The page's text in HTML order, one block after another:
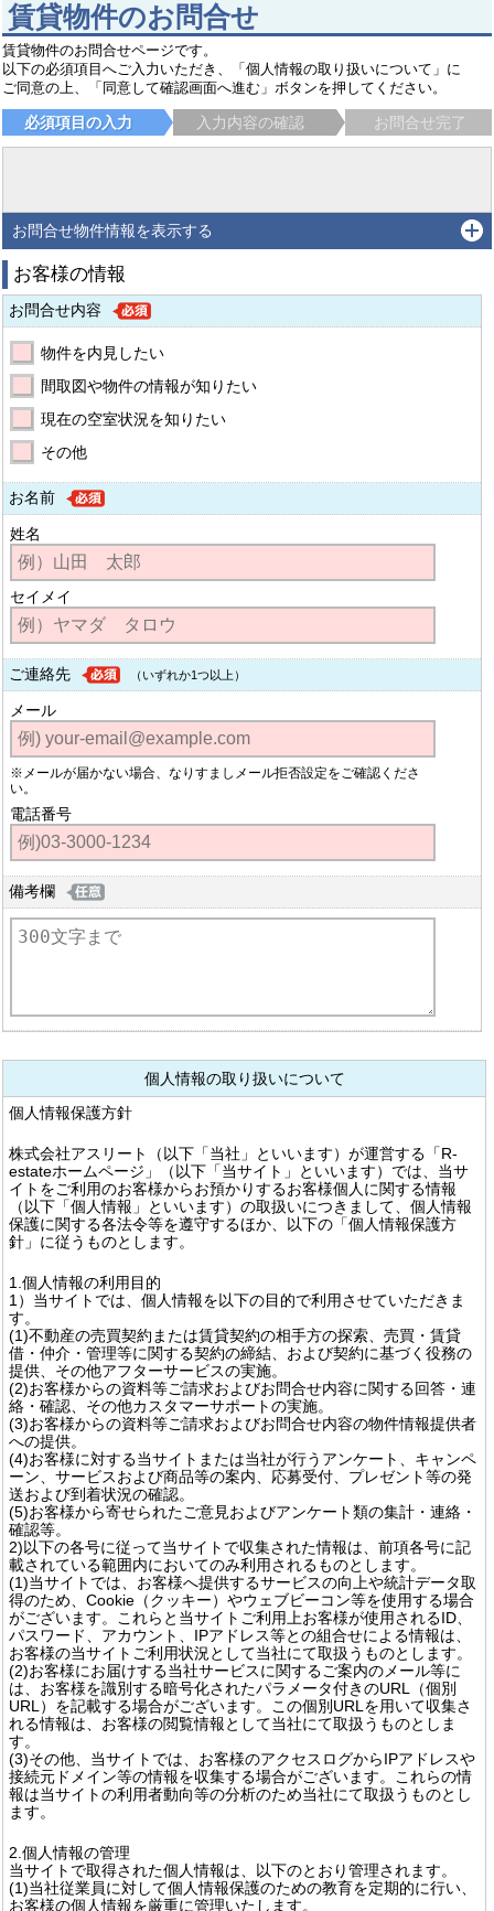
賃貸物件のお問合せ
賃貸物件のお問合せページです。
以下の必須項目へご入力いただき、「個人情報の取り扱いについて」に
ご同意の上、「同意して確認画面へ進む」ボタンを押してください。
必須項目の入力 入力内容の確認 お問合せ完了
お問合せ物件情報を表示する
お客様の情報
お問合せ内容
物件を内見したい
間取図や物件の情報が知りたい
現在の空室状況を知りたい
その他
お名前
姓名
セイメイ
ご連絡先 （いずれか1つ以上）
メール
※メールが届かない場合、なりすましメール拒否設定をご確認くださ
い。
電話番号
備考欄
個人情報の取り扱いについて
個人情報保護方針
株式会社アスリート（以下「当社」といいます）が運営する「R-
estateホームページ」（以下「当サイト」といいます）では、当サ
イトをご利用のお客様からお預かりするお客様個人に関する情報
（以下「個人情報」といいます）の取扱いにつきまして、個人情報
保護に関する各法令等を遵守するほか、以下の「個人情報保護方
針」に従うものとします。
1.個人情報の利用目的
1）当サイトでは、個人情報を以下の目的で利用させていただきま
す。
(1)不動産の売買契約または賃貸契約の相手方の探索、売買・賃貸
借・仲介・管理等に関する契約の締結、および契約に基づく役務の
提供、その他アフターサービスの実施。
(2)お客様からの資料等ご請求およびお問合せ内容に関する回答・連
絡・確認、その他カスタマーサポートの実施。
(3)お客様からの資料等ご請求およびお問合せ内容の物件情報提供者
への提供。
(4)お客様に対する当サイトまたは当社が行うアンケート、キャンペ
ーン、サービスおよび商品等の案内、応募受付、プレゼント等の発
送および到着状況の確認。
(5)お客様から寄せられたご意見およびアンケート類の集計・連絡・
確認等。
2)以下の各号に従って当サイトで収集された情報は、前項各号に記
載されている範囲内においてのみ利用されるものとします。
(1)当サイトでは、お客様へ提供するサービスの向上や統計データ取
得のため、Cookie（クッキー）やウェブビーコン等を使用する場合
がございます。これらと当サイトご利用上お客様が使用されるID、
パスワード、アカウント、IPアドレス等との組合せによる情報は、
お客様の当サイトご利用状況として当社にて取扱うものとします。
(2)お客様にお届けする当社サービスに関するご案内のメール等に
は、お客様を識別する暗号化されたパラメータ付きのURL（個別
URL）を記載する場合がございます。この個別URLを用いて収集さ
れる情報は、お客様の閲覧情報として当社にて取扱うものとしま
す。
(3)その他、当サイトでは、お客様のアクセスログからIPアドレスや
接続元ドメイン等の情報を収集する場合がございます。これらの情
報は当サイトの利用者動向等の分析のため当社にて取扱うものとし
ます。
2.個人情報の管理
当サイトで取得された個人情報は、以下のとおり管理されます。
(1)当社従業員に対して個人情報保護のための教育を定期的に行い、
お客様の個人情報を厳重に管理いたします。